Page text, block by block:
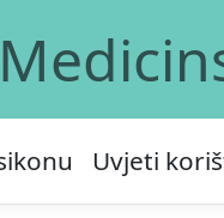
Uvjeti